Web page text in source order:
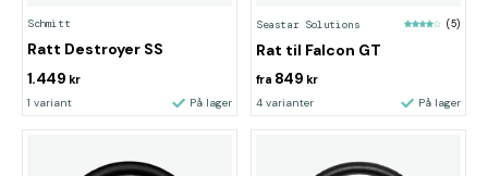
Schmitt
Ratt Destroyer SS
1.449 kr
1 variant På lager
Seastar Solutions (5)
Rat til Falcon GT
fra 849 kr
4 varianter På lager